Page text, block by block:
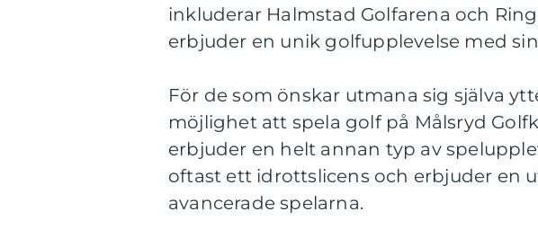
inkluderar Halmstad Golfarena och
erbjuder en unik golfupplevelse med
För de som önskar utmana sig själva
möjlighet att spela golf på Målsryd
erbjuder en helt annan typ av
oftast ett idrottslicens och erbjuder en
avancerade spelarna.